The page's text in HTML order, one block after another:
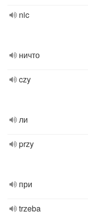
nic
ничто
czy
ли
przy
при
trzeba